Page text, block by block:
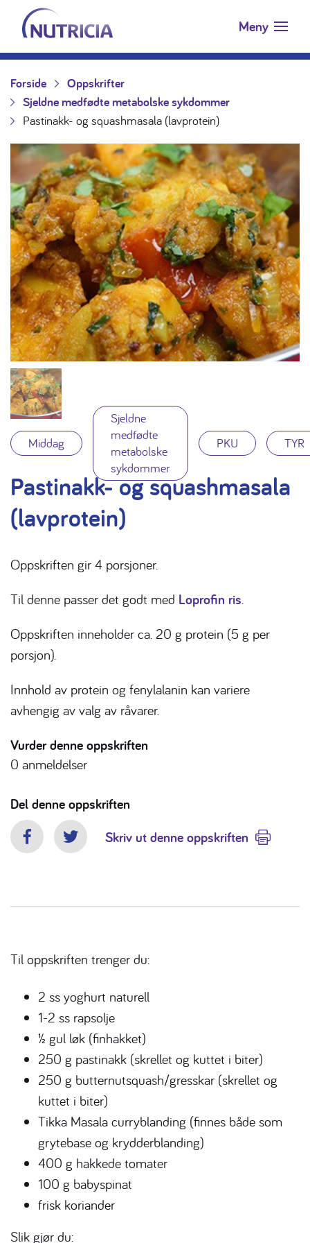
Hopp til innholdet
Nutricia.no Meny
Forside
Oppskrifter
Sjeldne medfødte metabolske sykdommer
Pastinakk- og squashmasala (lavprotein)
Middag
Sjeldne
medfødte
metabolske
sykdommer
PKU TYR
Pastinakk- og squashmasala
(lavprotein)
Oppskriften gir 4 porsjoner.
Til denne passer det godt med Loprofin ris.
Oppskriften inneholder ca. 20 g protein (5 g per
porsjon).
Innhold av protein og fenylalanin kan variere
avhengig av valg av råvarer.
Vurder denne oppskriften
0 anmeldelser
Del denne oppskriften
FacebookTwitterSkriv ut denne oppskriften
Til oppskriften trenger du:
2 ss yoghurt naturell
1-2 ss rapsolje
½ gul løk (finhakket)
250 g pastinakk (skrellet og kuttet i biter)
250 g butternutsquash/gresskar (skrellet og
kuttet i biter)
Tikka Masala curryblanding (finnes både som
grytebase og krydderblanding)
400 g hakkede tomater
100 g babyspinat
frisk koriander
Slik gjør du: